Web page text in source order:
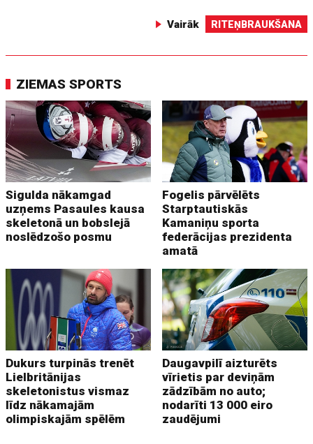
Vairāk RITEŅBRAUKŠANA
ZIEMAS SPORTS
Sigulda nākamgad
uzņems Pasaules kausa
skeletonā un bobslejā
noslēdzošo posmu
Fogelis pārvēlēts
Starptautiskās
Kamaniņu sporta
federācijas prezidenta
amatā
Dukurs turpinās trenēt
Lielbritānijas
skeletonistus vismaz
līdz nākamajām
olimpiskajām spēlēm
Daugavpilī aizturēts
vīrietis par deviņām
zādzībām no auto;
nodarīti 13 000 eiro
zaudējumi